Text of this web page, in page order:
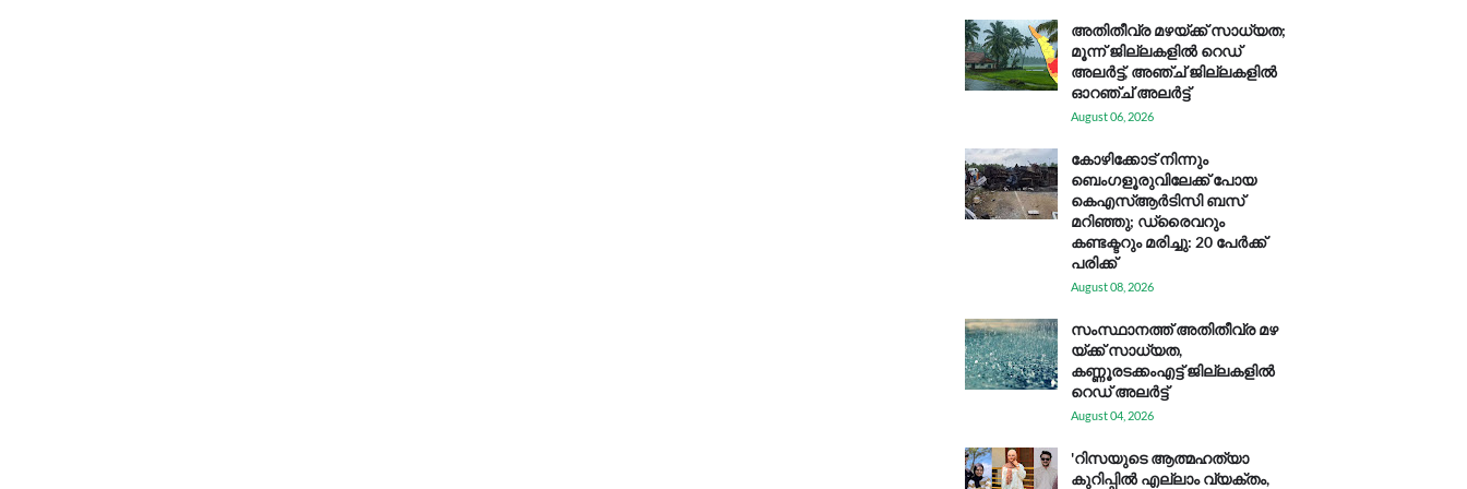
അതിതീവ്ര മഴയ്ക്ക് സാധ്യത;
മൂന്ന് ജില്ലകളിൽ റെഡ്
അലർട്ട്, അഞ്ച് ജില്ലകളിൽ
ഓറഞ്ച് അലർട്ട്
August 06, 2026
കോഴിക്കോട് നിന്നും
ബെംഗളൂരുവിലേക്ക് പോയ
കെഎസ്ആര്‍ടിസി ബസ്
മറിഞ്ഞു; ഡ്രൈവറും
കണ്ടക്ടറും മരിച്ചു: 20 പേര്‍ക്ക്
പരിക്ക്
August 08, 2026
സം​സ്ഥാ​ന​ത്ത് അ​തി​തീ​വ്ര മ​ഴ​
യ്ക്ക് സാ​ധ്യ​ത,
കണ്ണൂരടക്കംഎ​ട്ട് ജി​ല്ല​ക​ളി​ൽ
റെ​ഡ് അ​ലർ​ട്ട്
August 04, 2026
'റിസയുടെ ആത്മഹത്യാ
കുറിപ്പിൽ എല്ലാം വ്യക്തം,